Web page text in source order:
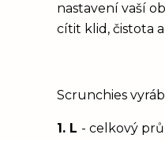
nastavení vaší
cítit klid, čistota a
Scrunchies
1. L - celkový